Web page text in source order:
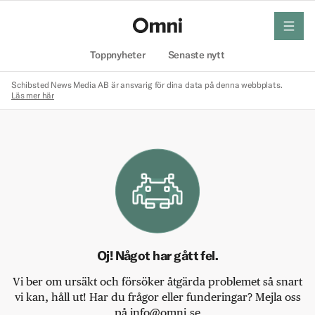
Toppnyheter Senaste nytt
meny
Schibsted News Media AB är ansvarig för dina data på denna webbplats.
Läs mer här
Oj! Något har gått fel.
Vi ber om ursäkt och försöker åtgärda problemet så snart
vi kan, håll ut! Har du frågor eller funderingar? Mejla oss